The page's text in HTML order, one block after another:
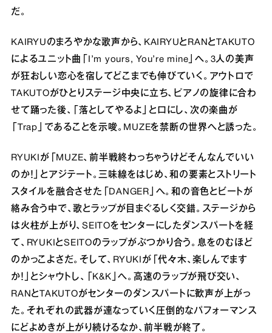
だ。
KAIRYUのまろやかな歌声から、KAIRYUとRANとTAKUTO
によるユニット曲「I’m yours, You’re mine」へ。3人の美声
が狂おしい恋心を宿してどこまでも伸びていく。アウトロで
TAKUTOがひとりステージ中央に立ち、ピアノの旋律に合わ
せて踊った後、「落としてやるよ」と口にし、次の楽曲が
「Trap」であることを示唆。MUZEを禁断の世界へと誘った。
RYUKIが「MUZE、前半戦終わっちゃうけどそんなんでいい
のか！」とアジテート。三味線をはじめ、和の要素とストリート
スタイルを融合させた「DANGER」へ。和の音色とビートが
絡み合う中で、歌とラップが目まぐるしく交錯。ステージから
は火柱が上がり、SEITOをセンターにしたダンスパートを経
て、RYUKIとSEITOのラップがぶつかり合う。息をのむほど
のかっこよさだ。そして、RYUKIが「代々木、楽しんでます
か！」とシャウトし、「K&K」へ。高速のラップが飛び交い、
RANとTAKUTOがセンターのダンスパートに歓声が上がっ
た。それぞれの武器が連なっていく圧倒的なパフォーマンス
にどよめきが上がり続けるなか、前半戦が終了。